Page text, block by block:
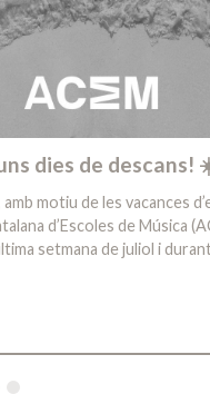
dies de descans!
motiu de les vacances
d’Escoles de Música
setmana de juliol i